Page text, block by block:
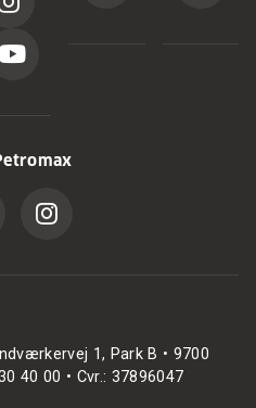
1, Park B • 9700
40 00 • Cvr.: 37896047